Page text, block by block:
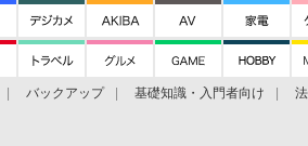
バックアップ 基礎知識・入門者向け